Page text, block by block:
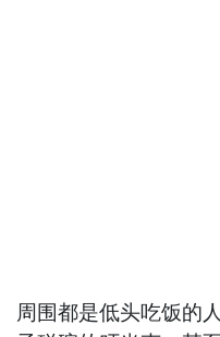
周围都是低头吃饭的